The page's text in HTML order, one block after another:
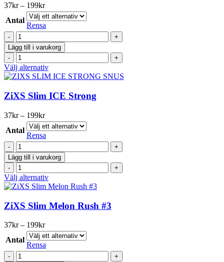
37kr – 199krPrisintervall:
37kr
till
199kr
Antal
Rensa
ZIXS
Slim
Blue
Chilli
Strong
mängd
Lägg till i varukorg
ZIXS
Slim
Blue
Strong
mängd
Välj alternativDen
här
har
flera
De
olika
väljas
på
produktsidan
ZiXS Slim ICE Strong
37kr – 199krPrisintervall:
37kr
till
199kr
Antal
Rensa
ZiXS
Slim
ICE
Strong
mängd
Lägg till i varukorg
ZiXS
Slim
ICE
mängd
Välj alternativDen
här
har
flera
De
olika
ZiXS Slim Melon Rush #3
37kr – 199krPrisintervall:
37kr
till
199kr
Antal
Rensa
ZiXS